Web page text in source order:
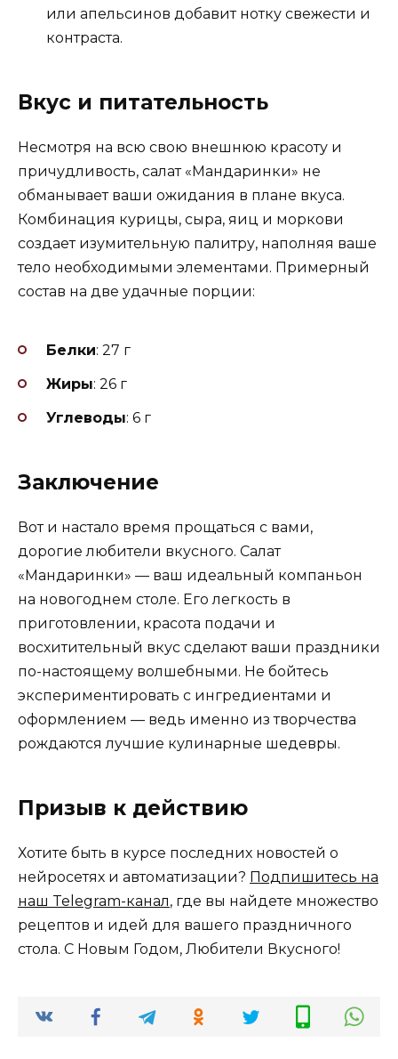
или апельсинов добавит нотку свежести и
контраста.
Вкус и питательность
Несмотря на всю свою внешнюю красоту и
причудливость, салат «Мандаринки» не
обманывает ваши ожидания в плане вкуса.
Комбинация курицы, сыра, яиц и моркови
создает изумительную палитру, наполняя ваше
тело необходимыми элементами. Примерный
состав на две удачные порции:
Белки: 27 г
Жиры: 26 г
Углеводы: 6 г
Заключение
Вот и настало время прощаться с вами,
дорогие любители вкусного. Салат
«Мандаринки» — ваш идеальный компаньон
на новогоднем столе. Его легкость в
приготовлении, красота подачи и
восхитительный вкус сделают ваши праздники
по-настоящему волшебными. Не бойтесь
экспериментировать с ингредиентами и
оформлением — ведь именно из творчества
рождаются лучшие кулинарные шедевры.
Призыв к действию
Хотите быть в курсе последних новостей о
нейросетях и автоматизации? Подпишитесь на
наш Telegram-канал, где вы найдете множество
рецептов и идей для вашего праздничного
стола. С Новым Годом, Любители Вкусного!